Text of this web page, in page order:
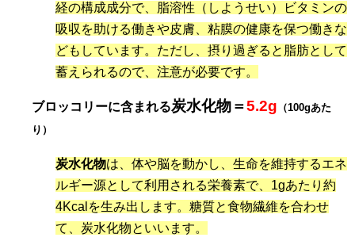
経の構成成分で、脂溶性（しようせい）ビタミンの
吸収を助ける働きや皮膚、粘膜の健康を保つ働きな
どもしています。ただし、摂り過ぎると脂肪として
蓄えられるので、注意が必要です。
ブロッコリーに含まれる炭水化物＝5.2g （100gあた
り）
炭水化物は、体や脳を動かし、生命を維持するエネ
ルギー源として利用される栄養素で、1gあたり約
4Kcalを生み出します。糖質と食物繊維を合わせ
て、炭水化物といいます。